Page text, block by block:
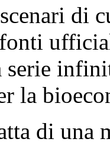
di
serie
la
di una